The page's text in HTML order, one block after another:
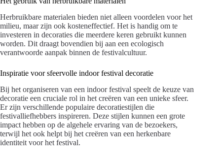
Herbruikbare materialen bieden niet alleen voordelen voor het
milieu, maar zijn ook kosteneffectief. Het is handig om te
investeren in decoraties die meerdere keren gebruikt kunnen
worden. Dit draagt bovendien bij aan een ecologisch
verantwoorde aanpak binnen de festivalcultuur.
Inspiratie voor sfeervolle indoor festival decoratie
Bij het organiseren van een indoor festival speelt de keuze van
decoratie een cruciale rol in het creëren van een unieke sfeer.
Er zijn verschillende populaire decoratiestijlen die
festivalliefhebbers inspireren. Deze stijlen kunnen een grote
impact hebben op de algehele ervaring van de bezoekers,
terwijl het ook helpt bij het creëren van een herkenbare
identiteit voor het festival.